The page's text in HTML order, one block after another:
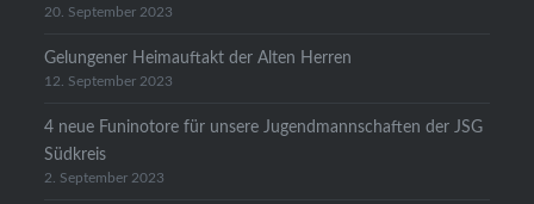
20. September 2023
Gelungener Heimauftakt der Alten Herren
12. September 2023
4 neue Funinotore für unsere Jugendmannschaften der JSG
Südkreis
2. September 2023